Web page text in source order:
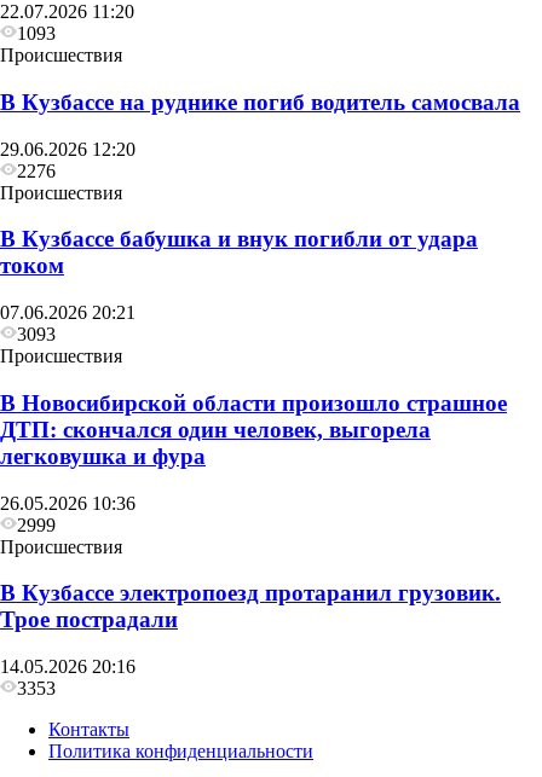
22.07.2026 11:20
1093
Происшествия
В Кузбассе на руднике погиб водитель самосвала
29.06.2026 12:20
2276
Происшествия
В Кузбассе бабушка и внук погибли от удара
током
07.06.2026 20:21
3093
Происшествия
В Новосибирской области произошло страшное
ДТП: скончался один человек, выгорела
легковушка и фура
26.05.2026 10:36
2999
Происшествия
В Кузбассе электропоезд протаранил грузовик.
Трое пострадали
14.05.2026 20:16
3353
Контакты
Политика конфиденциальности